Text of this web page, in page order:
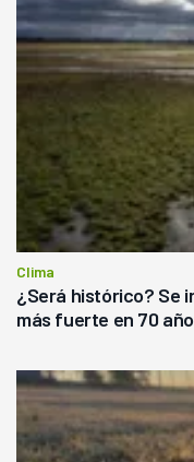
Clima
¿Será histórico? Se
más fuerte en 70